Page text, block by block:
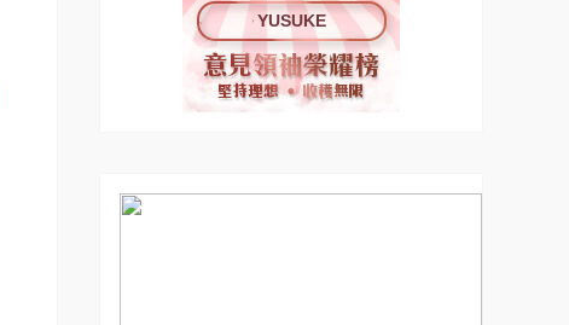
YUSUKE